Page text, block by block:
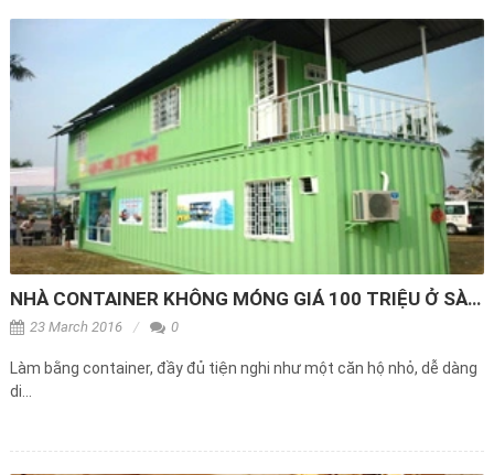
NHÀ CONTAINER KHÔNG MÓNG GIÁ 100 TRIỆU Ở SÀI GÒN
23 March 2016 0
Làm bằng container, đầy đủ tiện nghi như một căn hộ nhỏ, dễ dàng
di...